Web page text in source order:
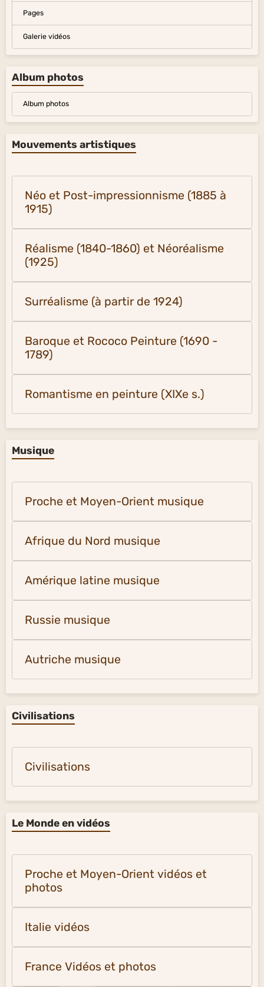
Pages
Galerie vidéos
Album photos
Album photos
Mouvements artistiques
Néo et Post-impressionnisme (1885 à
1915)
Réalisme (1840-1860) et Néoréalisme
(1925)
Surréalisme (à partir de 1924)
Baroque et Rococo Peinture (1690 -
1789)
Romantisme en peinture (XIXe s.)
Musique
Proche et Moyen-Orient musique
Afrique du Nord musique
Amérique latine musique
Russie musique
Autriche musique
Civilisations
Civilisations
Le Monde en vidéos
Proche et Moyen-Orient vidéos et
photos
Italie vidéos
France Vidéos et photos